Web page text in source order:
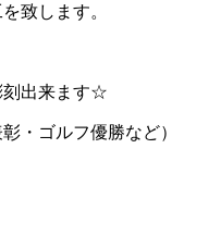
致します。
刻出来ます☆
・ゴルフ優勝など）